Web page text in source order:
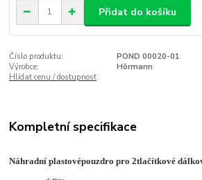
Přidat do košíku
Číslo produktu:
POND 00020-01
Výrobce:
Hörmann
Hlídat cenu / dostupnost
Kompletní specifikace
Náhradní plastovépouzdro pro 2tlačítkové